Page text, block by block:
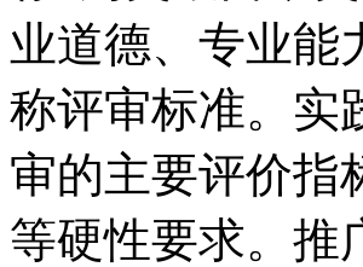
业道德、专业能
称评审标准。实
审的主要评价指
等硬性要求。推